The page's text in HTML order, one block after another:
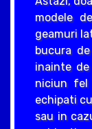
modele
geamuri
bucura
inainte
niciun fel
echipati
sau in